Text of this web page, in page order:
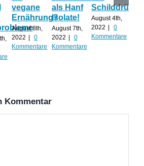
vegane
Ernährung?
August 8th,
2022
0
Kommentare
als Hanf
Isolate!
August 7th,
2022
0
Kommentare
Schilddrüse
August 4th,
2022
0
Kommentare
Kommentar